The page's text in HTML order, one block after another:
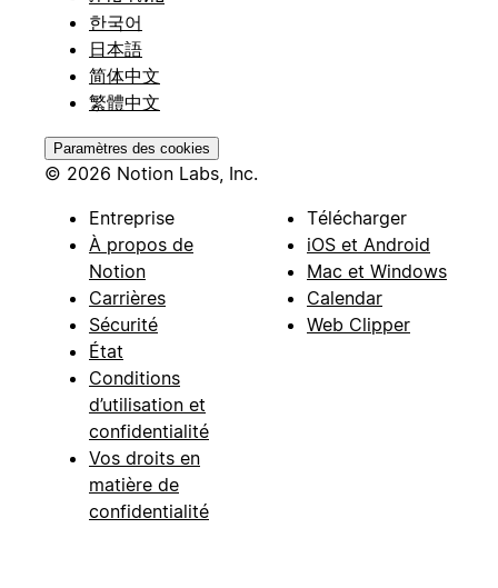
한국어
日本語
简体中文
繁體中文
Paramètres des cookies
© 2026 Notion Labs, Inc.
Entreprise
À propos de
Notion
Carrières
Sécurité
État
Conditions
d’utilisation et
confidentialité
Vos droits en
matière de
confidentialité
Télécharger
iOS et Android
Mac et Windows
Calendar
Web Clipper